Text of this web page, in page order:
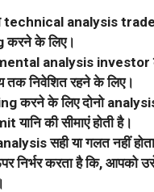
technical analysis
करने के लिए।
analysis investor
तक निवेशित रहने के लिए।
करने के लिए दोनो
यानि की सीमाएं होती है।
सही या गलत नहीं
निर्भर करता है कि, आपको